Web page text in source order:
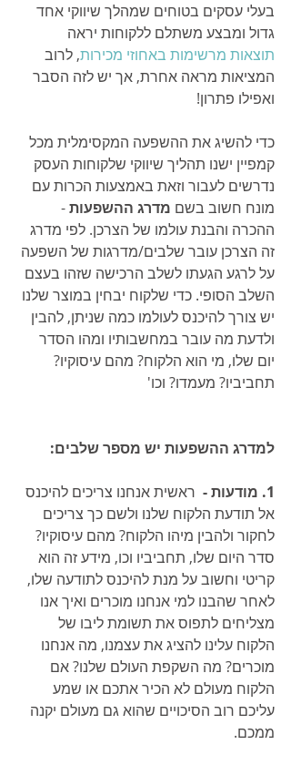
בעלי עסקים בטוחים שמהלך שיווקי אחד
גדול ומבצע משתלם ללקוחות יראה
תוצאות מרשימות באחוזי מכירות, לרוב
המציאות מראה אחרת, אך יש לזה הסבר
ואפילו פתרון!
כדי להשיג את ההשפעה המקסימלית מכל
קמפיין ישנו תהליך שיווקי שלקוחות העסק
נדרשים לעבור וזאת באמצעות הכרות עם
מונח חשוב בשם מדרג ההשפעות -
ההכרה והבנת עולמו של הצרכן. לפי מדרג
זה הצרכן עובר שלבים/מדרגות של השפעה
על לרגע הגעתו לשלב הרכישה שזהו בעצם
השלב הסופי. כדי שלקוח יבחין במוצר שלנו
יש צורך להיכנס לעולמו כמה שניתן, להבין
ולדעת מה עובר במחשבותיו ומהו הסדר
יום שלו, מי הוא הלקוח? מהם עיסוקיו?
תחביביו? מעמדו? וכו'
למדרג ההשפעות יש מספר שלבים:
1. מודעות -
ראשית אנחנו צריכים להיכנס
אל תודעת הלקוח שלנו ולשם כך צריכים
לחקור ולהבין מיהו הלקוח? מהם עיסוקיו?
סדר היום שלו, תחביביו וכו, מידע זה הוא
קריטי וחשוב על מנת להיכנס לתודעה שלו,
לאחר שהבנו למי אנחנו מוכרים ואיך אנו
מצליחים לתפוס את תשומת ליבו של
הלקוח עלינו להציג את עצמנו, מה אנחנו
מוכרים? מה השקפת העולם שלנו? אם
הלקוח מעולם לא הכיר אתכם או שמע
עליכם רוב הסיכויים שהוא גם מעולם יקנה
ממכם.